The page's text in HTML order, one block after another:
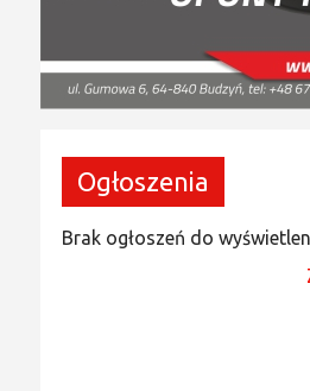
Ogłoszenia
Brak ogłoszeń do